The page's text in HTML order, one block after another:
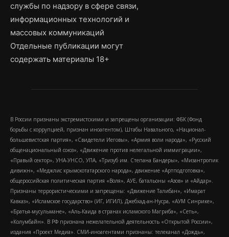
службы по надзору в сфере связи,
информационных технологий и
массовых коммуникаций
Отдельные публикации могут
содержать материалы 18+
В России признаны экстремистскими и запрещены организации: ФБК (Фонд
борьбы с коррупцией, признан иноагентом), Штабы Навального, «Национал-
большевистская партия», «Свидетели Иеговы», «Армия воли народа», «Русский
общенациональный союз», «Движение против нелегальной иммиграции»,
«Правый сектор», УНА-УНСО, УПА, «Тризуб им. Степана Бандеры», «Мизантропик
дивижн», «Меджлис крымскотатарского народа», движение «Артподготовка»,
общероссийская политическая партия «Воля», АУЕ, батальоны «Азов» и «Айдар».
Признаны террористическими и запрещены: «Движение Талибан», «Имарат
Кавказ», «Исламское государство» (ИГ, ИГИЛ), Джебхад-ан-Нусра, «АУМ Синрике»,
«Братья-мусульмане», «Аль-Каида в странах исламского Магриба», «Сеть»,
«Колумбайн». В РФ признана нежелательной деятельность «Открытой России»,
издания «Проект Медиа». СМИ-иноагентами признаны: телеканал «Дождь»,